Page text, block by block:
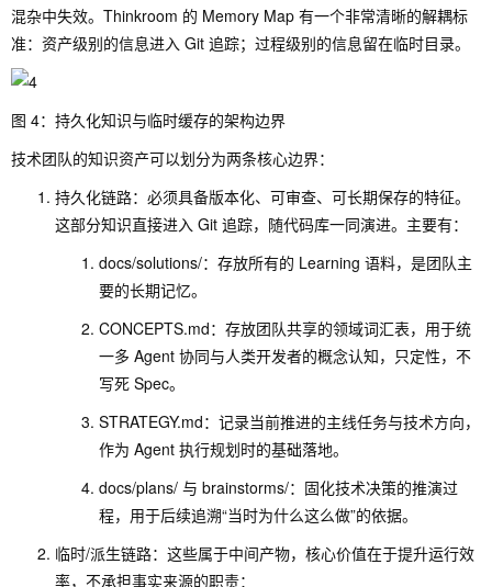
混杂中失效。Thinkroom 的 Memory Map 有一个非常清晰的解耦标
准：资产级别的信息进入 Git 追踪；过程级别的信息留在临时目录。
图 4：持久化知识与临时缓存的架构边界
技术团队的知识资产可以划分为两条核心边界：
持久化链路：必须具备版本化、可审查、可长期保存的特征。
这部分知识直接进入 Git 追踪，随代码库一同演进。主要有：
docs/solutions/：存放所有的 Learning 语料，是团队主
要的长期记忆。
CONCEPTS.md：存放团队共享的领域词汇表，用于统
一多 Agent 协同与人类开发者的概念认知，只定性，不
写死 Spec。
STRATEGY.md：记录当前推进的主线任务与技术方向，
作为 Agent 执行规划时的基础落地。
docs/plans/ 与 brainstorms/：固化技术决策的推演过
程，用于后续追溯“当时为什么这么做”的依据。
临时/派生链路：这些属于中间产物，核心价值在于提升运行效
率，不承担事实来源的职责：